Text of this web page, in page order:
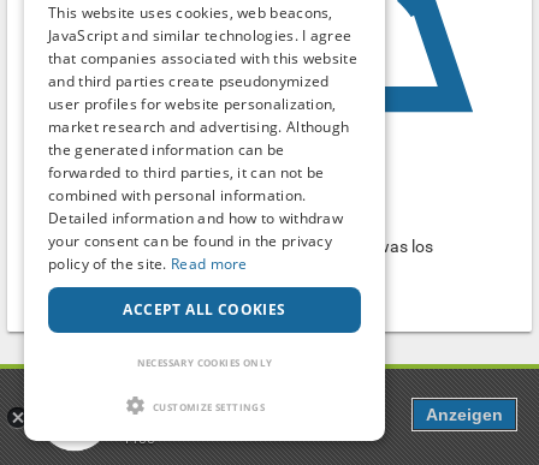
Handballturnier
Parking lot
handballturnier...jedes jahr an pfingsten.immer was los
aussenrum und in den zelten
Linkenheim-Hochstetten
Baden-Württemberg
Dating, Chat & more
Free
Anzeigen
This website uses cookies, web beacons,
JavaScript and similar technologies. I agree
that companies associated with this website
and third parties create pseudonymized
user profiles for website personalization,
market research and advertising. Although
the generated information can be
forwarded to third parties, it can not be
combined with personal information.
Detailed information and how to withdraw
your consent can be found in the privacy
policy of the site. Read more
ACCEPT ALL COOKIES
NECESSARY COOKIES ONLY
CUSTOMIZE SETTINGS